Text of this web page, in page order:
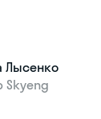
Лысенко
Skyeng